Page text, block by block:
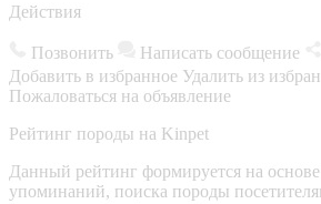
Действия
Позвонить Написать сообщение
Добавить в избранное Удалить из
Пожаловаться на объявление
Рейтинг породы на Kinpet
Данный рейтинг формируется на
упоминаний, поиска породы